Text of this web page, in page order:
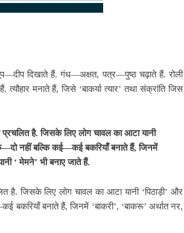
दिखाते हैं. गंध—अक्षत, पत्र—पुष्ठ चढ़ाते हैं. रोली
मनाते हैं, जिसे ‘बाकर्या त्यार’ तथा संक्रांति जिस
से प्रचलित है. जिसके लिए लोग चावल का आटा यानी
नहीं बल्कि कई—कई बकरियाँ बनाते हैं, जिनमें
‘ मेमने’ भी बनाए जाते हैं.
है. जिसके लिए लोग चावल का आटा यानी ‘पिठाड़ी’ और
बनाते हैं, जिनमें ‘बाकरी’, ‘बाकरू’ अर्थात नर,